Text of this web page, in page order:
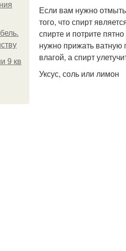
9 кв
Если вам нужно
того, что спирт
спирте и потрите
нужно прижать ватную
влагой, а спирт
Уксус, соль или лимон